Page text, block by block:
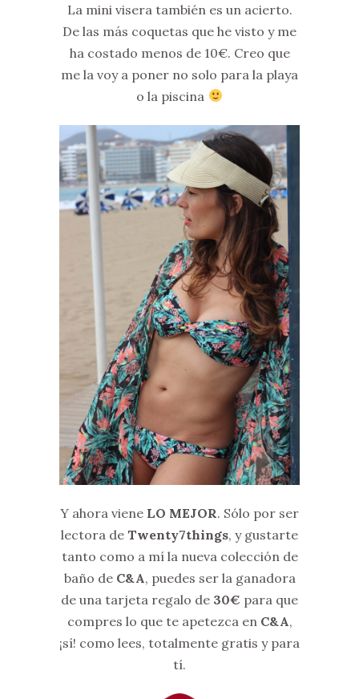
La mini visera también es un acierto.
De las más coquetas que he visto y me
ha costado menos de 10€. Creo que
me la voy a poner no solo para la playa
o la piscina
Y ahora viene LO MEJOR. Sólo por ser
lectora de Twenty7things, y gustarte
tanto como a mí la nueva colección de
baño de C&A, puedes ser la ganadora
de una tarjeta regalo de 30€ para que
compres lo que te apetezca en C&A,
¡sí! como lees, totalmente gratis y para
tí.